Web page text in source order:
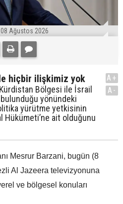
08 Ağustos 2026
hiçbir ilişkimiz yok
Bölgesi ile İsrail
yönündeki
yürütme yetkisinin
Hükümeti’ne ait olduğunu
A+
A-
Mesrur Barzani, bugün (8
Al Jazeera televizyonuna
ve bölgesel konuları